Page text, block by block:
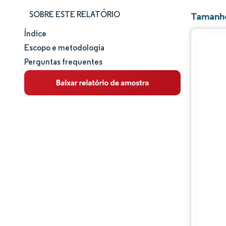
SOBRE ESTE RELATÓRIO
Tamanho e participação de mercado
Análise de mercado
Tendências e insights
Índice
Escopo e metodologia
Perguntas frequentes